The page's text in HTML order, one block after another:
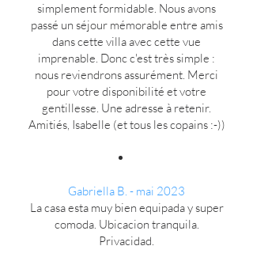
simplement formidable. Nous avons
passé un séjour mémorable entre amis
dans cette villa avec cette vue
imprenable. Donc c'est très simple :
nous reviendrons assurément. Merci
pour votre disponibilité et votre
gentillesse. Une adresse à retenir.
Amitiés, Isabelle (et tous les copains :-))
Gabriella B. - mai 2023
La casa esta muy bien equipada y super
comoda. Ubicacion tranquila.
Privacidad.